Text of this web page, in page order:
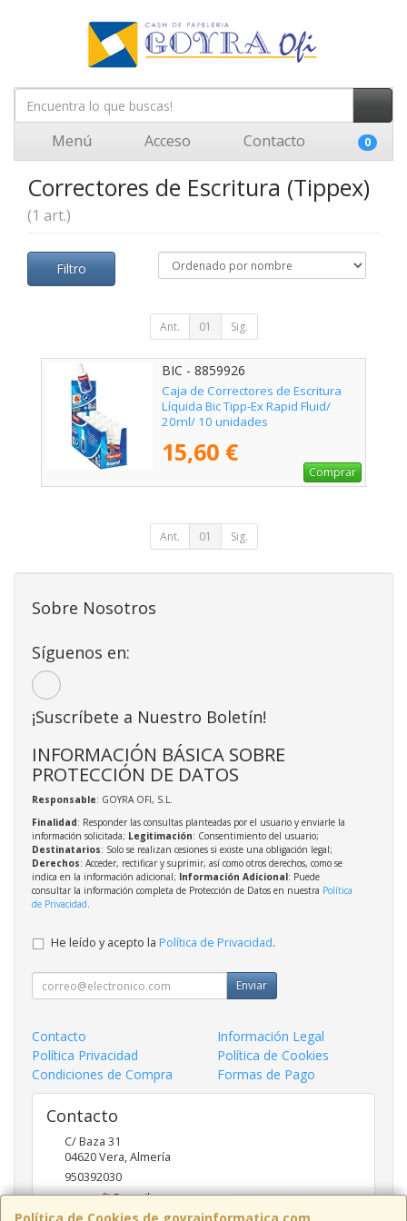
Menú Acceso Contacto 0
Correctores de Escritura (Tippex)
(1 art.)
Filtro
Ant. 01 Sig.
BIC - 8859926
Caja de Correctores de Escritura
Líquida Bic Tipp-Ex Rapid Fluid/
20ml/ 10 unidades
15,60 €
Comprar
Ant. 01 Sig.
Sobre Nosotros
Síguenos en:
¡Suscríbete a Nuestro Boletín!
INFORMACIÓN BÁSICA SOBRE
PROTECCIÓN DE DATOS
Responsable: GOYRA OFI, S.L.
Finalidad: Responder las consultas planteadas por el usuario y enviarle la
información solicitada; Legitimación: Consentimiento del usuario;
Destinatarios: Solo se realizan cesiones si existe una obligación legal;
Derechos: Acceder, rectificar y suprimir, así como otros derechos, como se
indica en la información adicional; Información Adicional: Puede
consultar la información completa de Protección de Datos en nuestra Política
de Privacidad.
He leído y acepto la Política de Privacidad.
Enviar
Contacto
Información Legal
Política Privacidad
Política de Cookies
Condiciones de Compra
Formas de Pago
Contacto
C/ Baza 31
04620Vera,Almería
950392030
goyraofii@gmail.com